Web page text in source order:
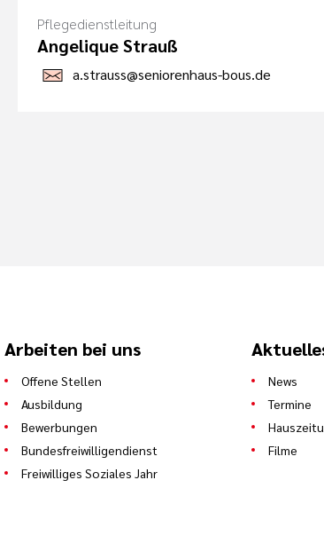
Pflegedienstleitung
Angelique Strauß
a.strauss@seniorenhaus-bous.de
Arbeiten bei uns
Offene Stellen
Ausbildung
Bewerbungen
Bundesfreiwilligendienst
Freiwilliges Soziales Jahr
News
Termine
Filme